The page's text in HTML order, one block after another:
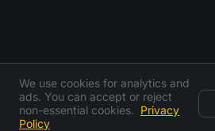
We use cookies for analytics and
ads. You can accept or reject
non-essential cookies. Privacy
Policy